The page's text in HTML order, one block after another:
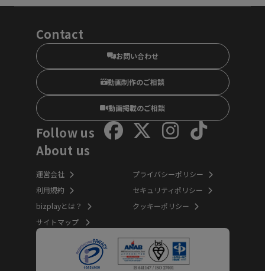
Contact
お問い合わせ
動画制作のご相談
動画掲載のご相談
Follow us
About us
運営会社
利用規約
bizplayとは？
サイトマップ
プライバシーポリシー
セキュリティポリシー
クッキーポリシー